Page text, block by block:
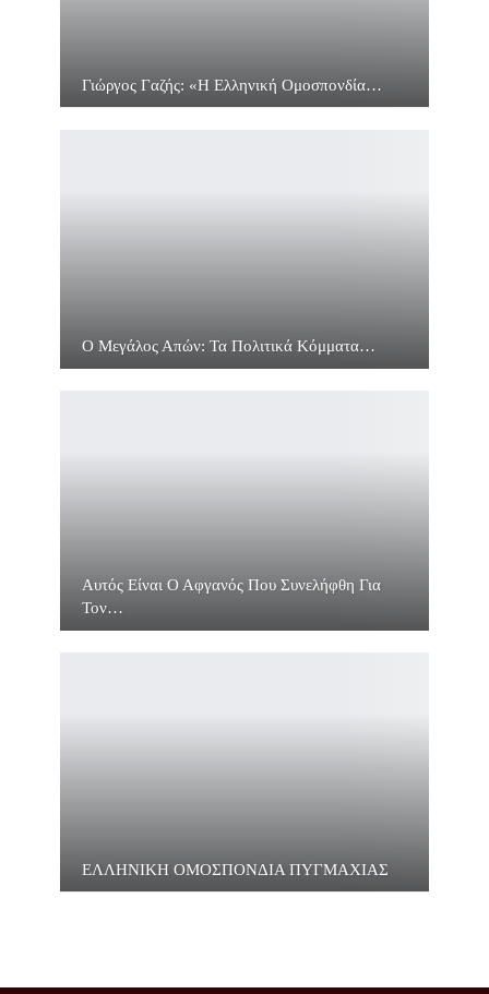
Γιώργος Γαζής: «Η Ελληνική Ομοσπονδία…
Ο Μεγάλος Απών: Τα Πολιτικά Κόμματα…
Αυτός Είναι Ο Αφγανός Που Συνελήφθη Για
Τον…
ΕΛΛΗΝΙΚΗ ΟΜΟΣΠΟΝΔΙΑ ΠΥΓΜΑΧΙΑΣ